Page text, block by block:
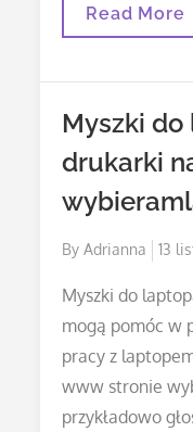
Drukarnia
Zamierzasz
Druk
Ulotek?
To
Przeczytaj!
Read More
Myszki
drukarki
ByAdrianna 13
Myszki do
mogą pomóc w
pracy z
www stronie
przykładowo